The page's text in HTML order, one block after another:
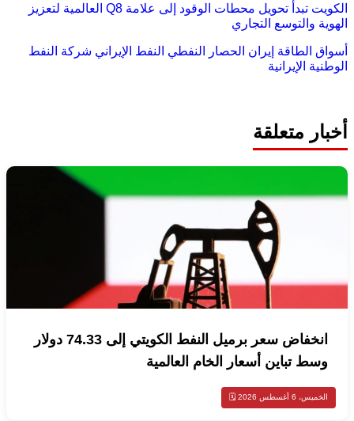
الكويت تبدأ تحويل محطات الوقود إلى علامة Q8 العالمية لتعزيز
الهوية والتوسع التجاري
أسواق الطاقة إيران الحصار النفطي النفط الإيراني شركة النفط
الوطنية الإيرانية
أخبار متعلقة
انخفاض سعر برميل النفط الكويتي إلى 74.33 دولار
وسط تباين أسعار الخام العالمية
الخميس، 6 أغسطس 2026 🗓️